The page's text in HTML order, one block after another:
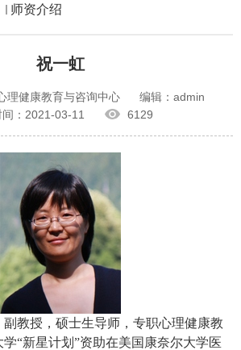
师资介绍
祝一虹
理健康教育与咨询中心
编辑：admin
间：2021-03-11
6129
教授，硕士生导师，专职心理健康教
“新星计划”资助在美国康奈尔大学医